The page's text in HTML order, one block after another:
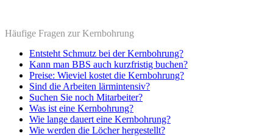
Häufige Fragen zur Kernbohrung
Entsteht Schmutz bei der Kernbohrung?
Kann man BBS auch kurzfristig buchen?
Preise: Wieviel kostet die Kernbohrung?
Sind die Arbeiten lärmintensiv?
Suchen Sie noch Mitarbeiter?
Was ist eine Kernbohrung?
Wie lange dauert eine Kernbohrung?
Wie werden die Löcher hergestellt?